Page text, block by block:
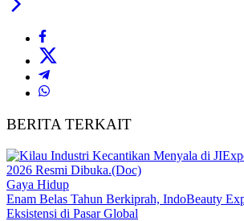
BERITA TERKAIT
Gaya Hidup
Enam Belas Tahun Berkiprah, IndoBeauty
Eksistensi di Pasar Global